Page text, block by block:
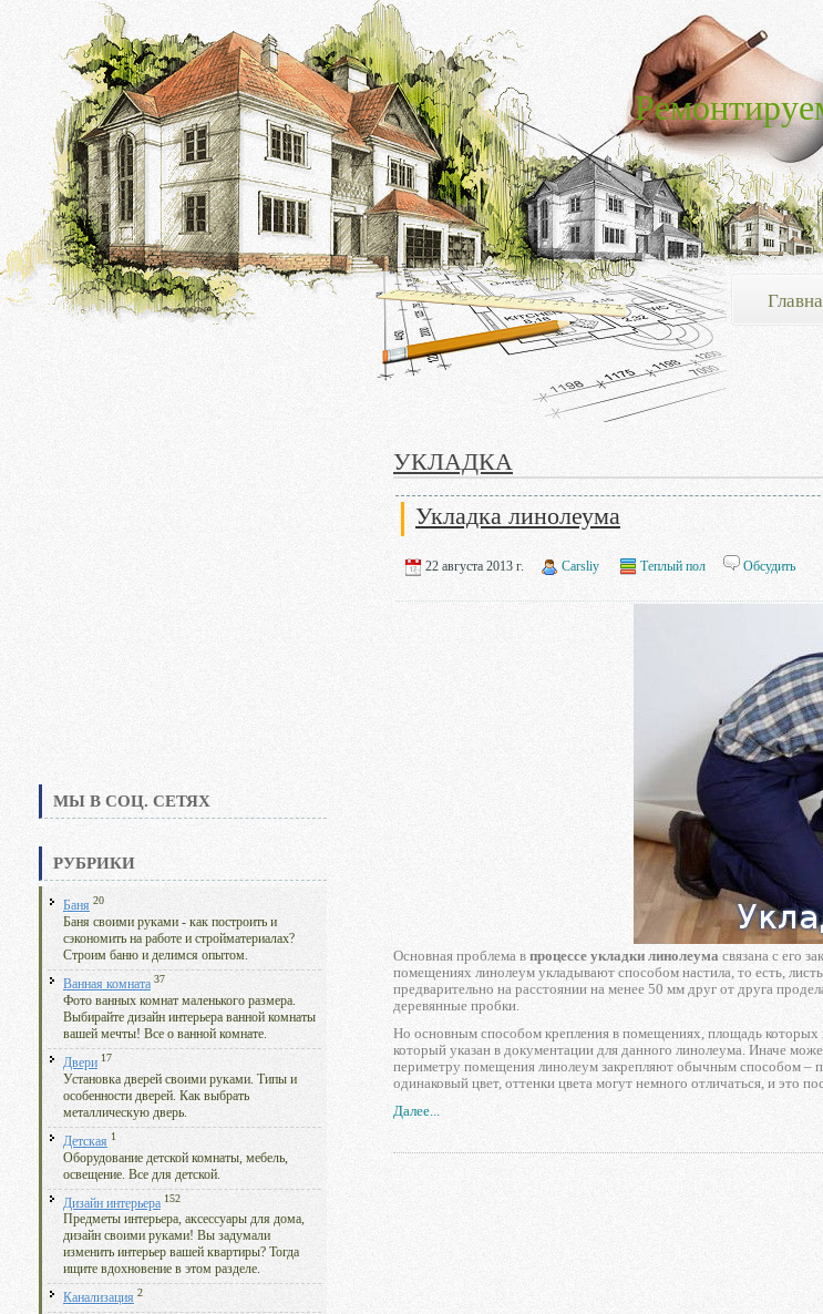
МЫ В СОЦ. СЕТЯХ
РУБРИКИ
Баня 20
Баня своими руками - как построить и
сэкономить на работе и стройматериалах?
Строим баню и делимся опытом.
Ванная комната 37
Фото ванных комнат маленького размера.
Выбирайте дизайн интерьера ванной комнаты
вашей мечты! Все о ванной комнате.
Двери 17
Установка дверей своими руками. Типы и
особенности дверей. Как выбрать
металлическую дверь.
Детская 1
Оборудование детской комнаты, мебель,
освещение. Все для детской.
Дизайн интерьера 152
Предметы интерьера, аксессуары для дома,
дизайн своими руками! Вы задумали
изменить интерьер вашей квартиры? Тогда
ищите вдохновение в этом разделе.
Канализация 2
УКЛАДКА
Укладка линолеума
22 августа 2013 г. Carsliy Теплый пол Обсудить
Основная проблема в процессе укладки линолеума связана с его
помещениях линолеум укладывают способом настила, то есть,
предварительно на расстоянии на менее 50 мм друг от друга
деревянные пробки.
Но основным способом крепления в помещениях, площадь которых
который указан в документации для данного линолеума. Иначе
периметру помещения линолеум закрепляют обычным способом –
одинаковый цвет, оттенки цвета могут немного отличаться, и это
Далее...